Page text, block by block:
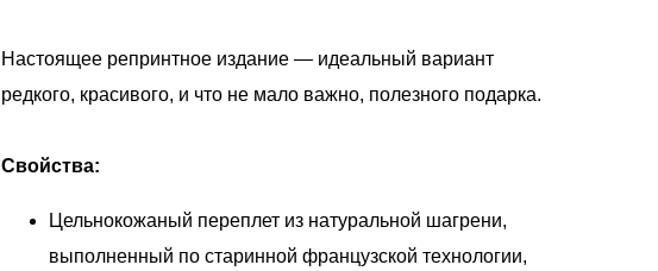
Настоящее репринтное издание — идеальный вариант
редкого, красивого, и что не мало важно, полезного подарка.
Свойства:
Цельнокожаный переплет из натуральной шагрени,
выполненный по старинной французской технологии,